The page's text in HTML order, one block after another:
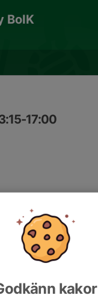
BoIK
17:00
kakor